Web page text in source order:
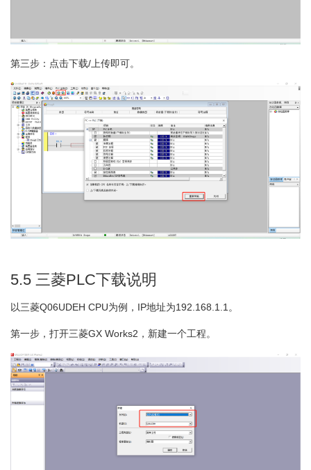
第三步：点击下载/上传即可。
5.5 三菱PLC下载说明
以三菱Q06UDEH CPU为例，IP地址为192.168.1.1。
第一步，打开三菱GX Works2，新建一个工程。